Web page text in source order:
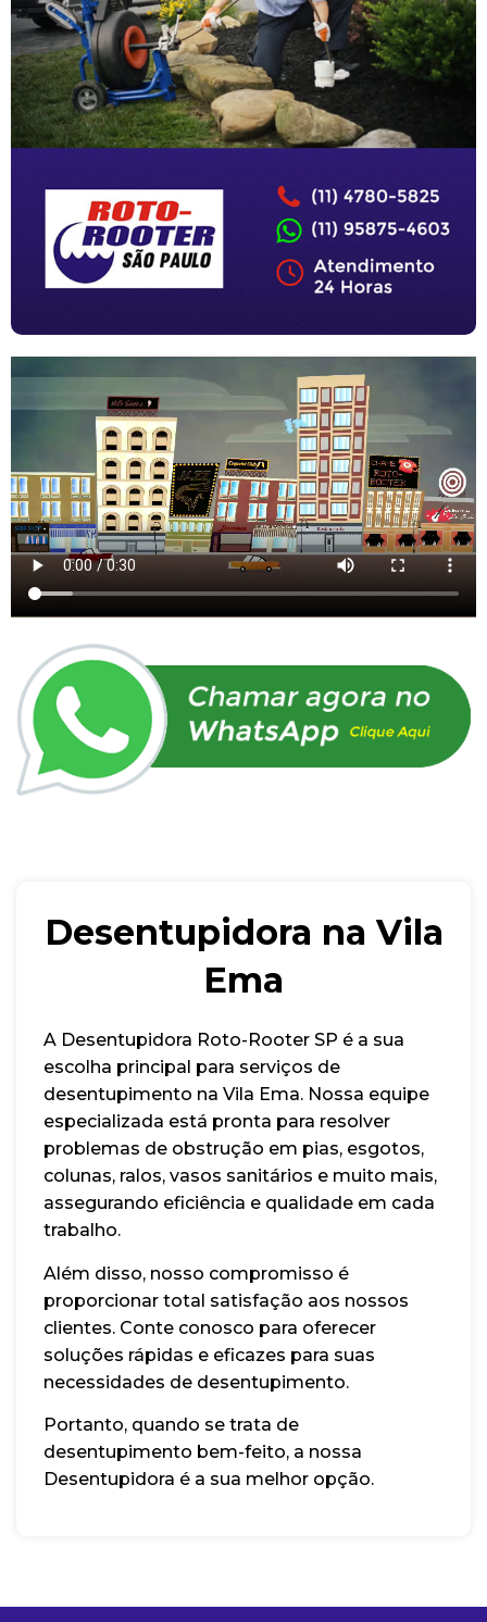
Desentupidora na Vila
Ema
A Desentupidora Roto-Rooter SP é a sua
escolha principal para serviços de
desentupimento na Vila Ema. Nossa equipe
especializada está pronta para resolver
problemas de obstrução em pias, esgotos,
colunas, ralos, vasos sanitários e muito mais,
assegurando eficiência e qualidade em cada
trabalho.
Além disso, nosso compromisso é
proporcionar total satisfação aos nossos
clientes. Conte conosco para oferecer
soluções rápidas e eficazes para suas
necessidades de desentupimento.
Portanto, quando se trata de
desentupimento bem-feito, a nossa
Desentupidora é a sua melhor opção.